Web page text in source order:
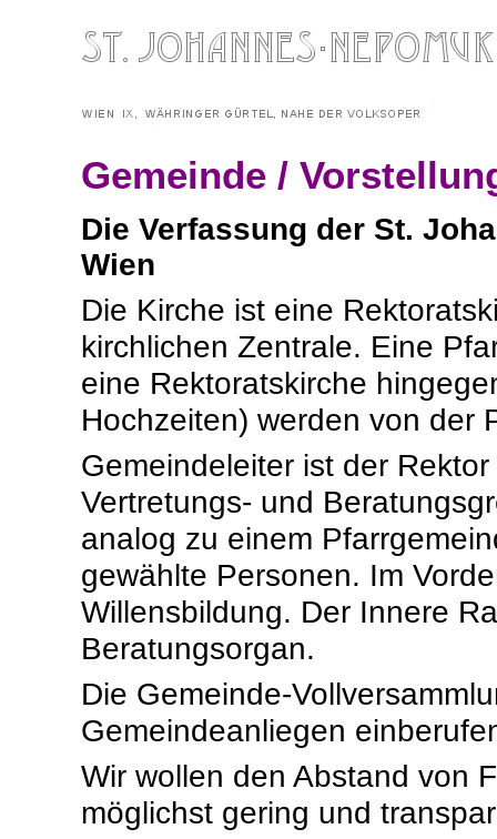
Gemeinde /
Die Verfassung der St.
Wien
Die Kirche ist eine
kirchlichen Zentrale. Eine
eine Rektoratskirche
Hochzeiten) werden von der
Gemeindeleiter ist der
Vertretungs- und
analog zu einem
gewählte Personen. Im
Willensbildung. Der Innere
Beratungsorgan.
Die Gemeinde-
Gemeindeanliegen
Wir wollen den Abstand von
möglichst gering und